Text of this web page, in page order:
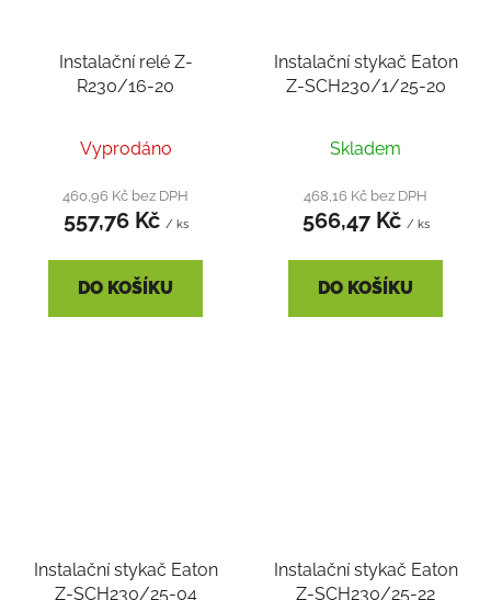
Instalační relé Z-
R230/16-20
Vyprodáno
460,96 Kč bez DPH
557,76 Kč / ks
DO KOŠÍKU
Instalační stykač Eaton
Z-SCH230/1/25-20
Skladem
468,16 Kč bez DPH
566,47 Kč / ks
DO KOŠÍKU
Instalační stykač Eaton
Z-SCH230/25-04
Instalační stykač Eaton
Z-SCH230/25-22